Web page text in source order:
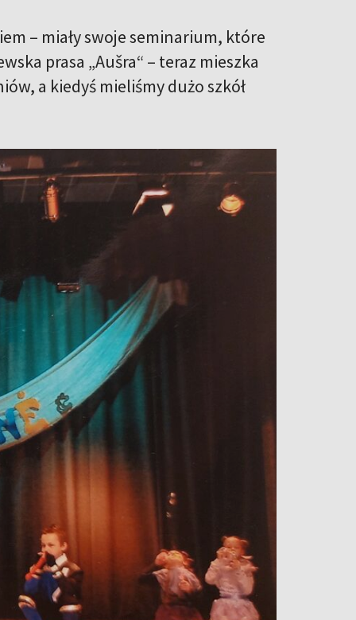
– miały swoje seminarium, które
prasa „Aušra“ – teraz mieszka
a kiedyś mieliśmy dużo szkół